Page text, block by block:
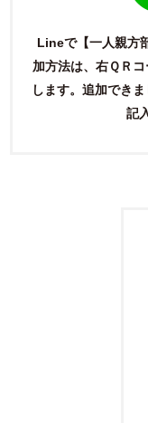
Lineで【一人親方
加方法は、右ＱＲ
します。 追加でき
記